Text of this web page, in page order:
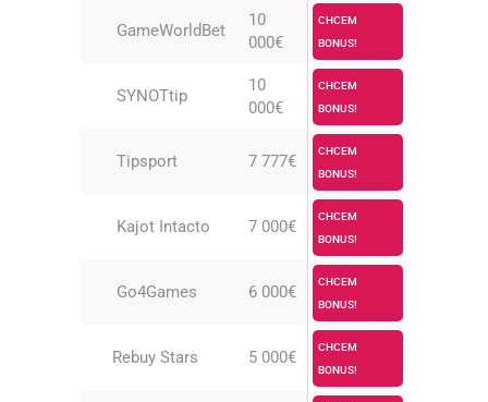
GameWorldBet
10
000€
CHCEM
BONUS!
SYNOTtip
10
000€
CHCEM
BONUS!
Tipsport 7 777€
CHCEM
BONUS!
Kajot Intacto 7 000€
CHCEM
BONUS!
Go4Games 6 000€
CHCEM
BONUS!
Rebuy Stars 5 000€
CHCEM
BONUS!